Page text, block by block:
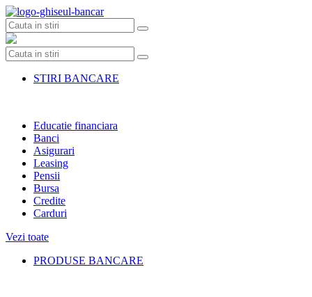
Skip
to
content
STIRI BANCARE
Educatie financiara
Banci
Asigurari
Leasing
Pensii
Bursa
Credite
Carduri
Vezi toate
PRODUSE BANCARE